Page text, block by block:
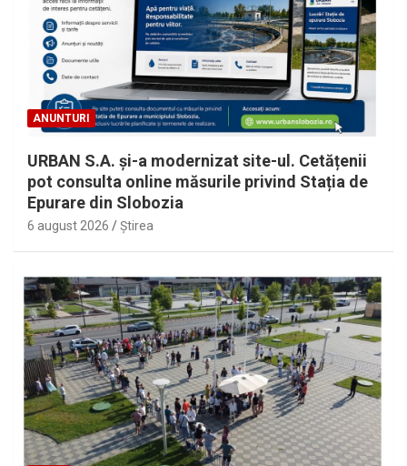
ANUNTURI
URBAN S.A. și-a modernizat site-ul. Cetățenii
pot consulta online măsurile privind Stația de
Epurare din Slobozia
6 august 2026 Ştirea